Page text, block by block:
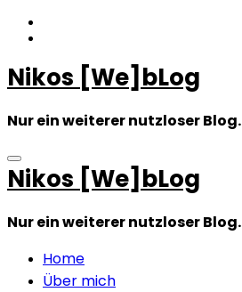
Zum
Inhalt
Nikos [We]bLog
Nur ein weiterer nutzloser Blog.
Nikos [We]bLog
Nur ein weiterer nutzloser Blog.
Home
Über mich